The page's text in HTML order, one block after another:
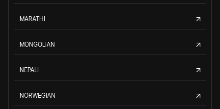
MARATHI
MONGOLIAN
NEPALI
NORWEGIAN